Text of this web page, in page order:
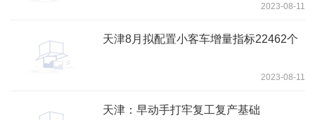
2023-08-11
天津8月拟配置小客车增量指标22462个
2023-08-11
天津：早动手打牢复工复产基础